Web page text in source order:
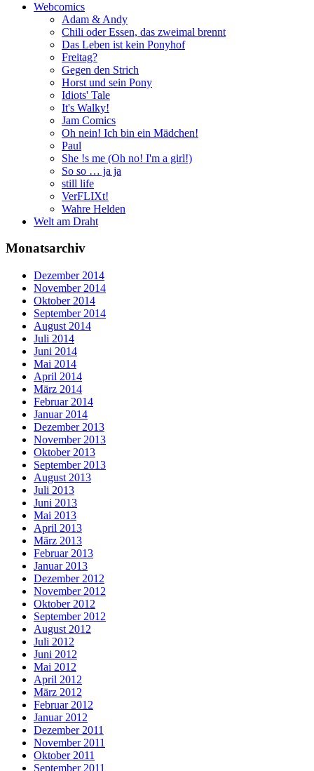
Webcomics
Adam & Andy
Chili oder Essen, das zweimal brennt
Das Leben ist kein Ponyhof
Freitag?
Gegen den Strich
Horst und sein Pony
Idiots' Tale
It's Walky!
Jam Comics
Oh nein! Ich bin ein Mädchen!
Paul
She !s me (Oh no! I'm a girl!)
So so … ja ja
still life
VerFLIXt!
Wahre Helden
Welt am Draht
Monatsarchiv
Dezember 2014
November 2014
Oktober 2014
September 2014
August 2014
Juli 2014
Juni 2014
Mai 2014
April 2014
März 2014
Februar 2014
Januar 2014
Dezember 2013
November 2013
Oktober 2013
September 2013
August 2013
Juli 2013
Juni 2013
Mai 2013
April 2013
März 2013
Februar 2013
Januar 2013
Dezember 2012
November 2012
Oktober 2012
September 2012
August 2012
Juli 2012
Juni 2012
Mai 2012
April 2012
März 2012
Februar 2012
Januar 2012
Dezember 2011
November 2011
Oktober 2011
September 2011